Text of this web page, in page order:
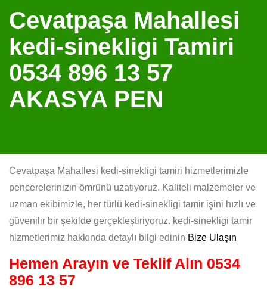
Cevatpaşa Mahallesi
kedi-sinekligi Tamiri
0534 896 13 57
AKASYA PEN
Cevatpaşa Mahallesi kedi-sinekligi tamiri hizmetlerimizle
pencerelerinizin ömrünü uzatıyoruz. Kaliteli malzemeler ve
uzman ekibimizle, her türlü kedi-sinekligi tamir işini hızlı ve
güvenilir bir şekilde gerçekleştiriyoruz. kedi-sinekligi tamir
hizmetlerimiz hakkında detaylı bilgi edinin Bize Ulaşın
Hemen Arayın ve Teklif Alın 0534
896 13 57